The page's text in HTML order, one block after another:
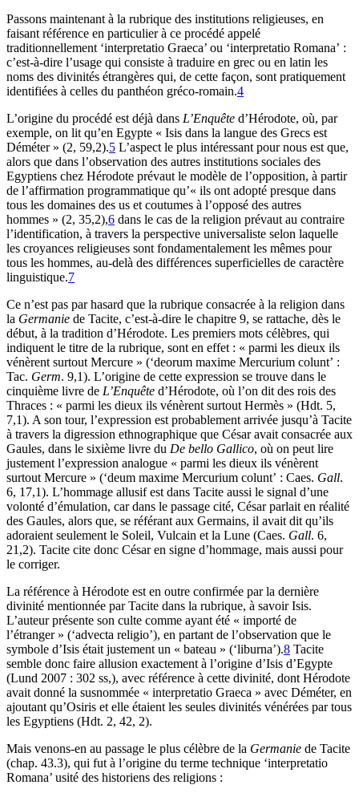
Passons maintenant à la rubrique des institutions religieuses, en
faisant référence en particulier à ce procédé appelé
traditionnellement ‘interpretatio Graeca’ ou ‘interpretatio Romana’ :
c’est-à-dire l’usage qui consiste à traduire en grec ou en latin les
noms des divinités étrangères qui, de cette façon, sont pratiquement
identifiées à celles du panthéon gréco-romain.4
L’origine du procédé est déjà dans L’Enquête d’Hérodote, où, par
exemple, on lit qu’en Egypte « Isis dans la langue des Grecs est
Déméter » (2, 59,2).5 L’aspect le plus intéressant pour nous est que,
alors que dans l’observation des autres institutions sociales des
Egyptiens chez Hérodote prévaut le modèle de l’opposition, à partir
de l’affirmation programmatique qu’« ils ont adopté presque dans
tous les domaines des us et coutumes à l’opposé des autres
hommes » (2, 35,2),6 dans le cas de la religion prévaut au contraire
l’identification, à travers la perspective universaliste selon laquelle
les croyances religieuses sont fondamentalement les mêmes pour
tous les hommes, au-delà des différences superficielles de caractère
linguistique.7
Ce n’est pas par hasard que la rubrique consacrée à la religion dans
la Germanie de Tacite, c’est-à-dire le chapitre 9, se rattache, dès le
début, à la tradition d’Hérodote. Les premiers mots célèbres, qui
indiquent le titre de la rubrique, sont en effet : « parmi les dieux ils
vénèrent surtout Mercure » (‘deorum maxime Mercurium colunt’ :
Tac. Germ. 9,1). L’origine de cette expression se trouve dans le
cinquième livre de L’Enquête d’Hérodote, où l’on dit des rois des
Thraces : « parmi les dieux ils vénèrent surtout Hermès » (Hdt. 5,
7,1). A son tour, l’expression est probablement arrivée jusqu’à Tacite
à travers la digression ethnographique que César avait consacrée aux
Gaules, dans le sixième livre du De bello Gallico, où on peut lire
justement l’expression analogue « parmi les dieux ils vénèrent
surtout Mercure » (‘deum maxime Mercurium colunt’ : Caes. Gall.
6, 17,1). L’hommage allusif est dans Tacite aussi le signal d’une
volonté d’émulation, car dans le passage cité, César parlait en réalité
des Gaules, alors que, se référant aux Germains, il avait dit qu’ils
adoraient seulement le Soleil, Vulcain et la Lune (Caes. Gall. 6,
21,2). Tacite cite donc César en signe d’hommage, mais aussi pour
le corriger.
La référence à Hérodote est en outre confirmée par la dernière
divinité mentionnée par Tacite dans la rubrique, à savoir Isis.
L’auteur présente son culte comme ayant été « importé de
l’étranger » (‘advecta religio’), en partant de l’observation que le
symbole d’Isis était justement un « bateau » (‘liburna’).8 Tacite
semble donc faire allusion exactement à l’origine d’Isis d’Egypte
(Lund 2007 : 302 ss,), avec référence à cette divinité, dont Hérodote
avait donné la susnommée « interpretatio Graeca » avec Déméter, en
ajoutant qu’Osiris et elle étaient les seules divinités vénérées par tous
les Egyptiens (Hdt. 2, 42, 2).
Mais venons-en au passage le plus célèbre de la Germanie de Tacite
(chap. 43.3), qui fut à l’origine du terme technique ‘interpretatio
Romana’ usité des historiens des religions :